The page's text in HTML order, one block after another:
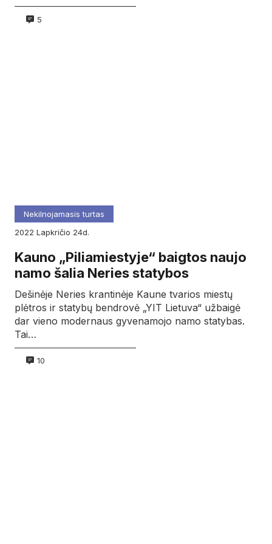
5
Nekilnojamasis turtas
2022
lapkričio 24d.
Kauno „Piliamiestyje“ baigtos naujo
namo šalia Neries statybos
Dešinėje Neries krantinėje Kaune tvarios miestų
plėtros ir statybų bendrovė „YIT Lietuva“ užbaigė
dar vieno modernaus gyvenamojo namo statybas.
Tai…
10